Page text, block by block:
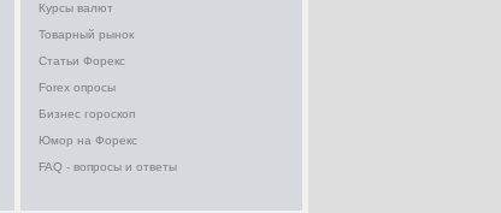
Курсы валют
Товарный рынок
Статьи Форекс
Forex опросы
Бизнес гороскоп
Юмор на Форекс
FAQ - вопросы и ответы